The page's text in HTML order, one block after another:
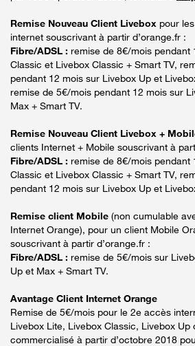
Remise Nouveau Client Livebox pour
internet souscrivant à partir d’orange.fr :
Fibre/ADSL : remise de 8€/mois pendant
Classic et Livebox Classic + Smart TV,
pendant 12 mois sur Livebox Up et
remise de 5€/mois pendant 12 mois sur
Max + Smart TV.
Remise Nouveau Client Livebox +
clients Internet + Mobile souscrivant à
Fibre/ADSL : remise de 8€/mois pendant
Classic et Livebox Classic + Smart TV,
pendant 12 mois sur Livebox Up et
Remise client Mobile (non cumulable
Internet Orange), pour un client Mobile
souscrivant à partir d’orange.fr :
Fibre/ADSL : remise de 5€/mois sur
Up et Max + Smart TV.
Avantage Client Internet Orange
Remise de 5€/mois pour le 2e accès
Livebox Lite, Livebox Classic, Livebox Up
commercialisé à partir d’octobre 2018